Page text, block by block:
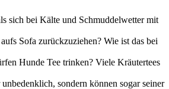
sich bei Kälte und Schmuddelwetter mit
Sofa zurückzuziehen? Wie ist das bei
Hunde Tee trinken? Viele Kräutertees
sondern können sogar seiner